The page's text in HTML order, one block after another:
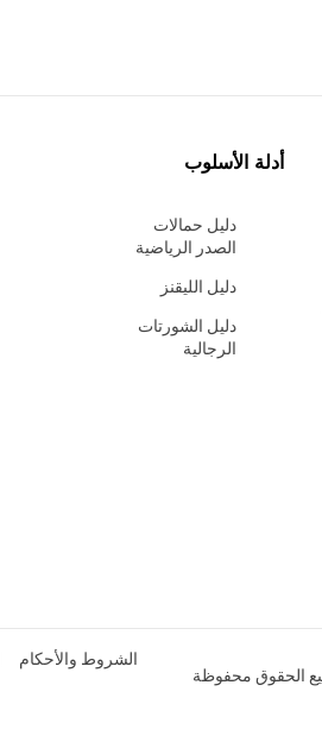
أدلة الأسلوب
دليل حمالات
الصدر الرياضية
دليل الليقنز
دليل الشورتات
الرجالية
الشروط والأحكام